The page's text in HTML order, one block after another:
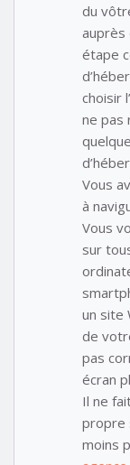
du
auprès
étape
choisir
ne pas
Vous
à
Vous
sur
un site
de
pas
écran
Il ne
propre
moins